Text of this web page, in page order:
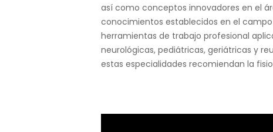
así como conceptos innovadores en el
conocimientos establecidos en el
herramientas de trabajo profesional
neurológicas, pediátricas, geriátricas y
estas especialidades recomiendan la